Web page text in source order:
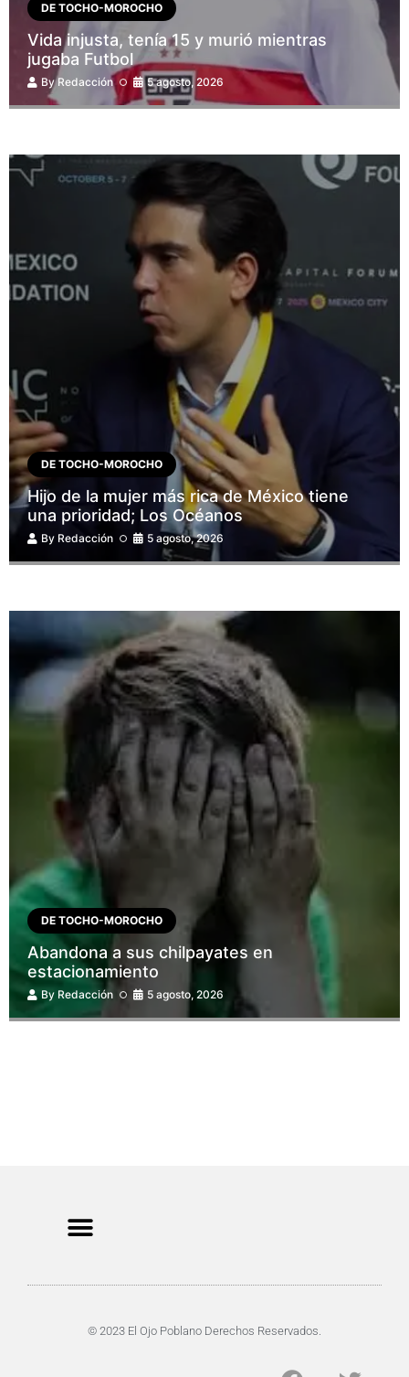
DE TOCHO-MOROCHO
Vida injusta, tenía 15 y murió mientras
jugaba Futbol
ByRedacción 5 agosto, 2026
DE TOCHO-MOROCHO
Hijo de la mujer más rica de México tiene
una prioridad; Los Océanos
By Redacción 5 agosto, 2026
DE TOCHO-MOROCHO
Abandona a sus chilpayates en
estacionamiento
By Redacción 5 agosto, 2026
© 2023 El Ojo Poblano Derechos Reservados.